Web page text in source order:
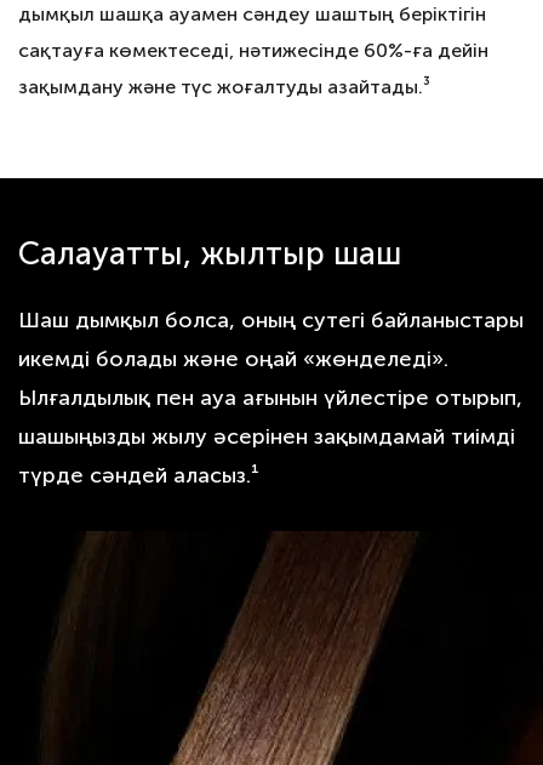
дымқыл шашқа ауамен сәндеу шаштың беріктігін
сақтауға көмектеседі, нәтижесінде 60%-ға дейін
зақымдану және түс жоғалтуды азайтады.³
Салауатты, жылтыр шаш
Шаш дымқыл болса, оның сутегі байланыстары
икемді болады және оңай «жөнделеді».
Ылғалдылық пен ауа ағынын үйлестіре отырып,
шашыңызды жылу әсерінен зақымдамай тиімді
түрде сәндей аласыз.¹